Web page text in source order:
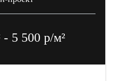
- 5 500 р/м²